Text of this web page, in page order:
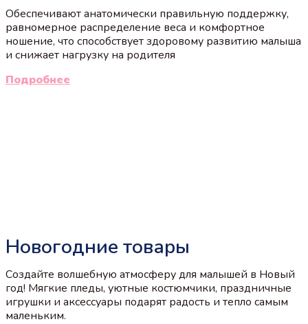
Обеспечивают анатомически правильную поддержку,
равномерное распределение веса и комфортное
ношение, что способствует здоровому развитию малыша
и снижает нагрузку на родителя
Подробнее
Новогодние товары
Создайте волшебную атмосферу для малышей в Новый
год! Мягкие пледы, уютные костюмчики, праздничные
игрушки и аксессуары подарят радость и тепло самым
маленьким.